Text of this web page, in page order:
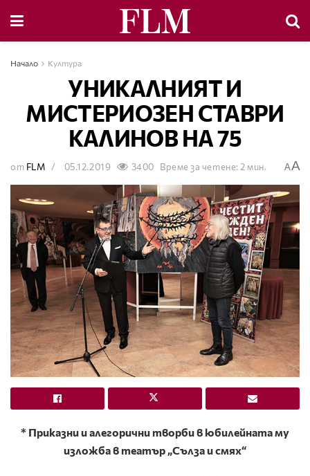
Начало Култура
УНИКАЛНИЯТ И
МИСТЕРИОЗЕН СТАВРИ
КАЛИНОВ НА 75
от FLM 05.12.2019 3400 Време за четене: 2 мин. AA
* Приказни и алегорични творби в юбилейната му
изложба в театър „Сълза и смях“